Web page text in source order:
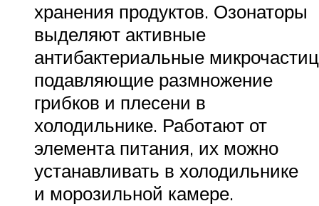
хранения продуктов. Озонаторы
выделяют активные
антибактериальные
подавляющие размножение
грибков и плесени в
холодильнике. Работают от
элемента питания, их можно
устанавливать в холодильнике
и морозильной камере.